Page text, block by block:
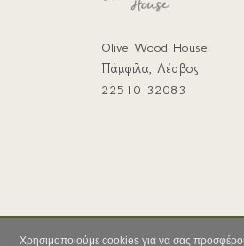
Χρησιμοποιούμε cookies για να σας
Olive Wood House
Πάμφιλα, Λέσβος
22510 32083